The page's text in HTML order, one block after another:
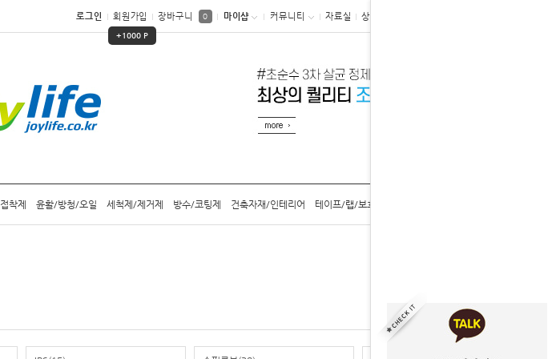
로그인 회원가입
+1000 P
장바구니 0 마이샵 커뮤니티 자료실 상품후기
접착제 윤활/방청/오일 세척제/제거제 방수/코팅제 건축자재/인테리어 테이프/랩/보호구